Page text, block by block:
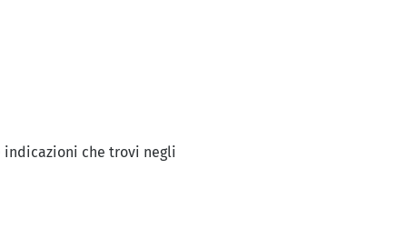
indicazioni che trovi negli